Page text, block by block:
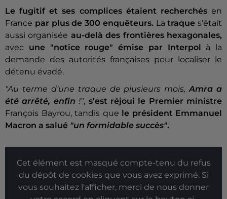
Le fugitif et ses complices étaient recherchésen
France par plus de 300 enquêteurs. Latraque s'était
aussi organisée au-delà des frontières hexagonales,
avec une "notice rouge" émise par Interpol à la
demande des autorités françaises pour localiser le
détenu évadé.
"Au terme d'une traque de plusieurs mois,Amra a
été arrêté, enfin!", s'est réjoui le Premier ministre
François Bayrou, tandis que le président Emmanuel
Macron a salué "un formidable succès".
Cet élément est masqué compte-tenu du refus
du dépôt de cookies que vous avez exprimé. Si
vous souhaitez l'afficher, merci de nous donner